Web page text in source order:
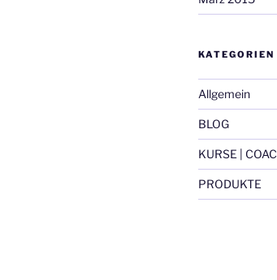
KATEGORIEN
Allgemein
BLOG
KURSE |
PRODUKTE